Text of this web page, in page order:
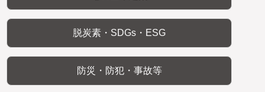
脱炭素・SDGs・ESG
防災・防犯・事故等